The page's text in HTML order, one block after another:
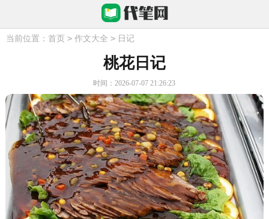
当前位置： 首页 > 作文大全 > 日记
桃花日记
时间：2026-07-07 21:26:23